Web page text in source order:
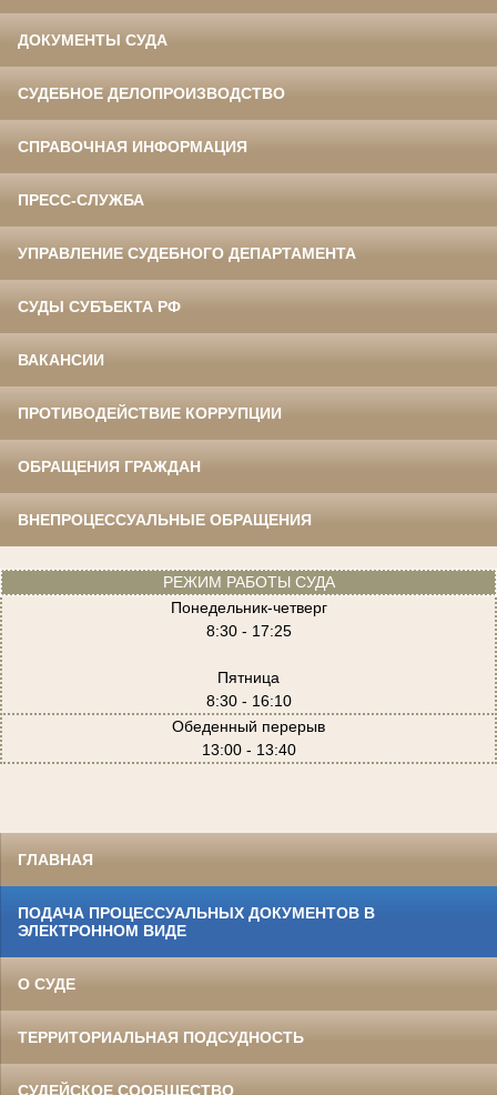
ДОКУМЕНТЫ СУДА
СУДЕБНОЕ ДЕЛОПРОИЗВОДСТВО
СПРАВОЧНАЯ ИНФОРМАЦИЯ
ПРЕСС-СЛУЖБА
УПРАВЛЕНИЕ СУДЕБНОГО ДЕПАРТАМЕНТА
СУДЫ СУБЪЕКТА РФ
ВАКАНСИИ
ПРОТИВОДЕЙСТВИЕ КОРРУПЦИИ
ОБРАЩЕНИЯ ГРАЖДАН
ВНЕПРОЦЕССУАЛЬНЫЕ ОБРАЩЕНИЯ
РЕЖИМ РАБОТЫ СУДА
Понедельник-четверг
8:30 - 17:25
Пятница
8:30 - 16:10
Обеденный перерыв
13:00 - 13:40
ГЛАВНАЯ
ПОДАЧА ПРОЦЕССУАЛЬНЫХ ДОКУМЕНТОВ В
ЭЛЕКТРОННОМ ВИДЕ
О СУДЕ
ТЕРРИТОРИАЛЬНАЯ ПОДСУДНОСТЬ
СУДЕЙСКОЕ СООБЩЕСТВО